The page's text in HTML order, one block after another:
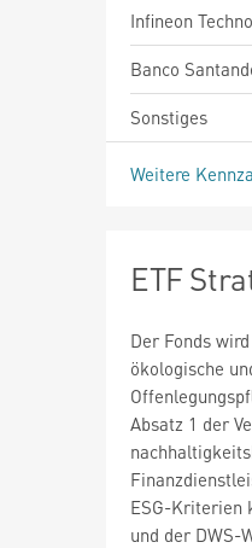
Infineon
Banco
Sonstiges
Weitere
ETF
Der Fonds
ökologische
Absatz 1 der
ESG-Kriterien
und der DWS-